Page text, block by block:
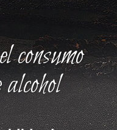
consumo